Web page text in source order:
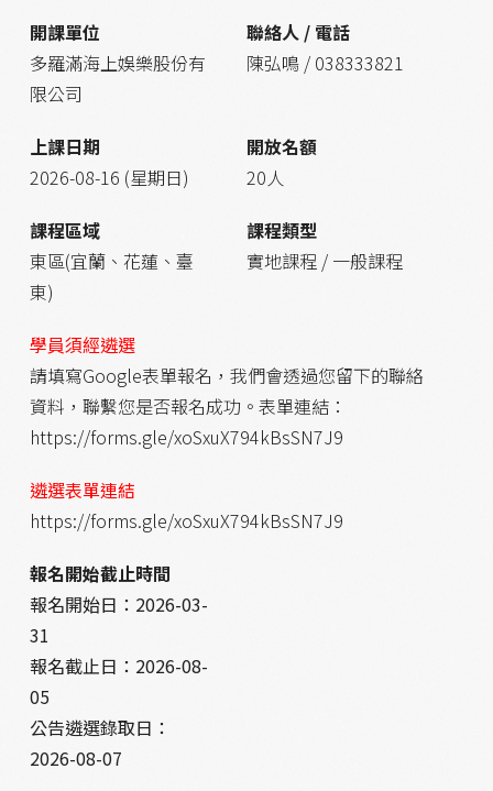
開課單位
多羅滿海上娛樂股份有
限公司
聯絡人 / 電話
陳弘鳴 / 038333821
上課日期
2026-08-16 (星期日)
開放名額
20人
課程區域
東區(宜蘭、花蓮、臺
東)
課程類型
實地課程 / 一般課程
學員須經遴選
請填寫Google表單報名，我們會透過您留下的聯絡
資料，聯繫您是否報名成功。表單連結：
https://forms.gle/xoSxuX794kBsSN7J9
遴選表單連結
https://forms.gle/xoSxuX794kBsSN7J9
報名開始截止時間
報名開始日： 2026-03-
31
報名截止日： 2026-08-
05
公告遴選錄取日：
2026-08-07